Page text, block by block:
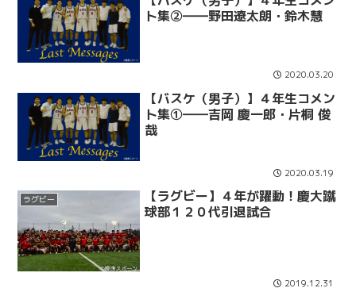
ト集②――野田遼太朗・鈴木慧
2020.03.20
【バスケ（男子）】４年生コメン
ト集①――吉岡 慶一郎・片桐 俊
哉
2020.03.19
ラグビー
【ラグビー】４年が躍動！慶大蹴
球部１２０代引退試合
2019.12.31